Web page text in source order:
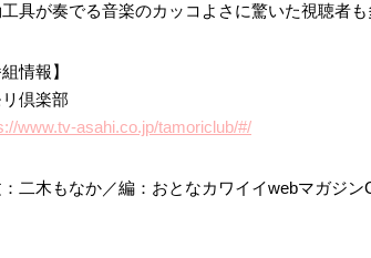
具が奏でる音楽のカッコよさに驚いた視聴者
組情報】
倶楽部
www.tv-asahi.co.jp/tamoriclub/#/
：二木もなか／編：おとなカワイイwebマガジン